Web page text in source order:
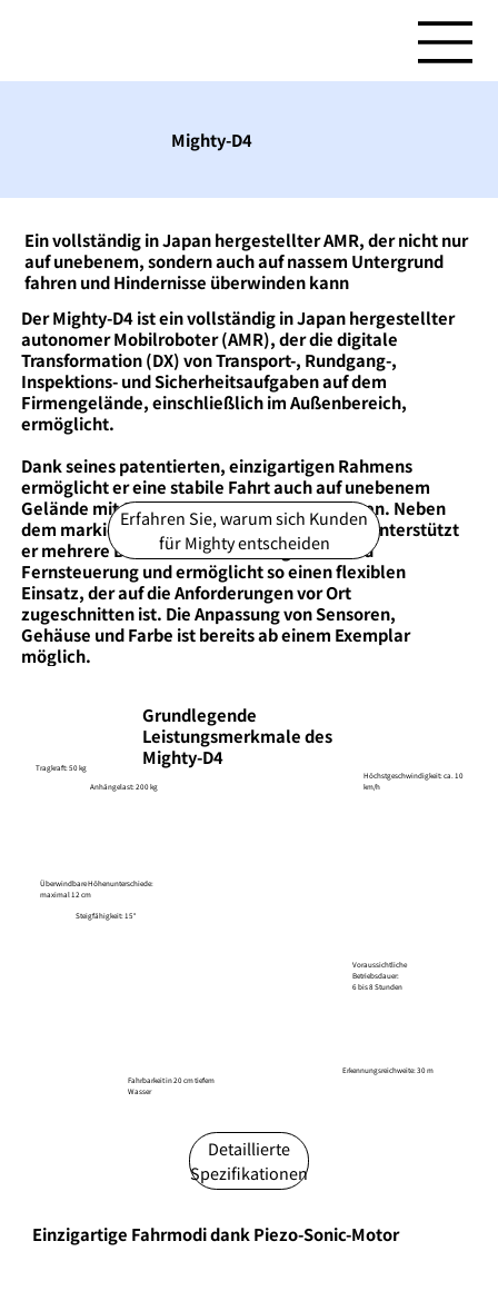
Mighty-D4
Ein vollständig in Japan hergestellter AMR, der nicht nur
auf unebenem, sondern auch auf nassem Untergrund
fahren und Hindernisse überwinden kann
Der Mighty-D4 ist ein vollständig in Japan hergestellter
autonomer Mobilroboter (AMR), der die digitale
Transformation (DX) von Transport-, Rundgang-,
Inspektions- und Sicherheitsaufgaben auf dem
Firmengelände, einschließlich im Außenbereich,
ermöglicht.
Dank seines patentierten, einzigartigen Rahmens
ermöglicht er eine stabile Fahrt auch auf unebenem
Gelände mit Stufen, Vertiefungen und Pfützen. Neben
dem markierungsfreien autonomen Betrieb unterstützt
er mehrere Betriebsmodi wie Folgefahrt und
Fernsteuerung und ermöglicht so einen flexiblen
Einsatz, der auf die Anforderungen vor Ort
zugeschnitten ist. Die Anpassung von Sensoren,
Gehäuse und Farbe ist bereits ab einem Exemplar
möglich.
Erfahren Sie, warum sich Kunden
für Mighty entscheiden
Grundlegende
Leistungsmerkmale des
Mighty-D4
Tragkraft: 50 kg
Anhängelast: 200 kg
​Steigfähigkeit: 15°
Voraussichtliche
Betriebsdauer:
6 bis 8 Stunden
Überwindbare Höhenunterschiede:
maximal 12 cm
​Fahrbarkeit in 20 cm tiefem
Wasser
Erkennungsreichweite: 30 m
​Höchstgeschwindigkeit: ca. 10
km/h
Detaillierte
Spezifikationen
Einzigartige Fahrmodi dank Piezo-Sonic-Motor